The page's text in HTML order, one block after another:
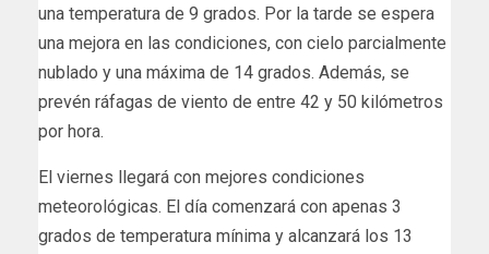
una temperatura de 9 grados. Por la tarde se espera
una mejora en las condiciones, con cielo parcialmente
nublado y una máxima de 14 grados. Además, se
prevén ráfagas de viento de entre 42 y 50 kilómetros
por hora.
El viernes llegará con mejores condiciones
meteorológicas. El día comenzará con apenas 3
grados de temperatura mínima y alcanzará los 13